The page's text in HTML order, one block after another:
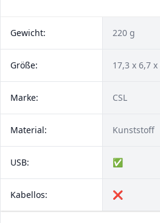
Gewicht: 220 g
Größe: 17,3 x 6,7
Marke: CSL
Material: Kunststoff
USB: ✅
Kabellos: ❌